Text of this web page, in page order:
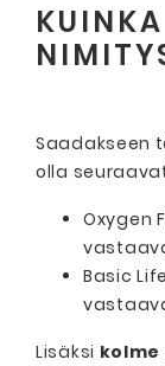
Saadakseen
olla
Oxygen
Basic
Lisäksi